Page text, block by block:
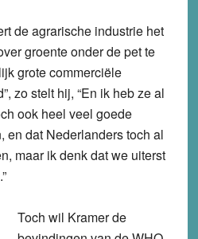
de agrarische industrie het
groente onder de pet te
grote commerciële
zo stelt hij, “En ik heb ze al
ook heel veel goede
en dat Nederlanders toch al
maar ik denk dat we uiterst
Toch wil Kramer de